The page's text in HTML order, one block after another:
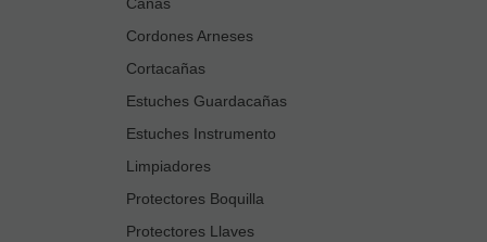
Cordones Arneses
Cortacañas
Estuches Guardacañas
Estuches Instrumento
Limpiadores
Protectores Boquilla
Protectores Llaves